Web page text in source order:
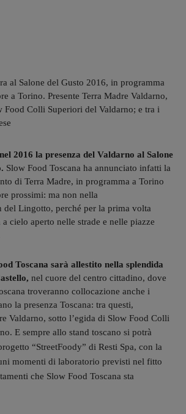
al Salone del Gusto 2016, in programma
a Torino. Presente Terra Madre Valdarno,
Food Colli Superiori del Valdarno; e tra i
2016 la presenza del Valdarno al Salone
Slow Food Toscana ha annunciato infatti la
di Terra Madre, in programma a Torino
prossimi: ma non nella
del Lingotto, perché per la prima volta
cielo aperto nelle strade e nelle piazze
Toscana sarà allestito nella splendida
nel cuore del centro cittadino, dove
troveranno collocazione anche i
la presenza Toscana: tra questi,
Valdarno, sotto l’egida di Slow Food Colli
E sempre allo stand toscano si potrà
“StreetFoody” di Resti Spa, con la
momenti di laboratorio previsti nel fitto
che Slow Food Toscana sta